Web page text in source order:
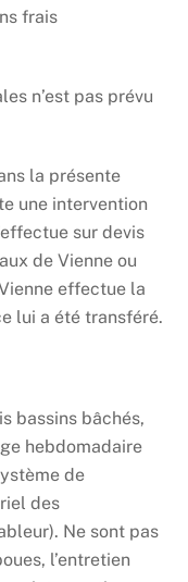
frais
n’est pas prévu
la présente
une intervention
sur devis
de Vienne ou
effectue la
lui a été transféré.
bassins bâchés,
hebdomadaire
de
des
Ne sont pas
l’entretien